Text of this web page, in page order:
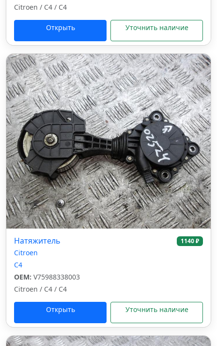
Citroen / C4 / C4
Открыть Уточнить наличие
Натяжитель 1140 ₽
Citroen
C4
OEM: V75988338003
Citroen / C4 / C4
Открыть Уточнить наличие